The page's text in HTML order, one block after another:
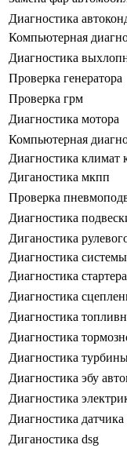
Диагностика
Компьютерная
Диагностика
Проверка генератора
Проверка грм
Диагностика мотора
Компьютерная
Диагностика климат
Диганостика мкпп
Проверка
Диагностика
Диганостика
Диагностика
Диагностика стартера
Диагностика
Диагностика
Диагностика
Диагностика
Диагностика эбу
Диагностика
Диагностика датчика
Диганостика dsg